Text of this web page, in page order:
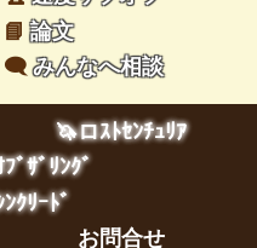
📘論文
🗨️みんなへ相談
🦄ロｽﾄｾﾝﾁｭﾘｱ
ﾞｻﾞﾘﾝｸﾞ
ｸﾘｰﾄﾞ
お問合せ